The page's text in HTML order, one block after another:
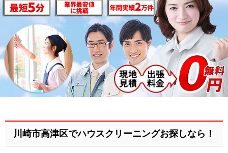
川崎市高津区でハウスクリーニングお探しなら！